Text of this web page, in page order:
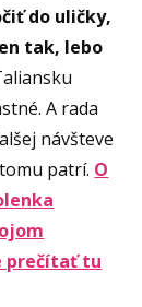
do uličky,
tak, lebo
A rada
návšteve
patrí. O
prečítať tu